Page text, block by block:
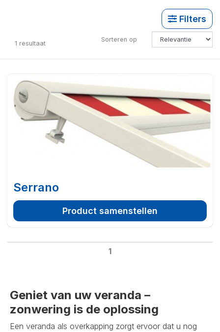
Filters
1 resultaat Sorteren op
Serrano
Product samenstellen
1
Geniet van uw veranda –
zonwering is de oplossing
Een veranda als overkapping zorgt ervoor dat u nog